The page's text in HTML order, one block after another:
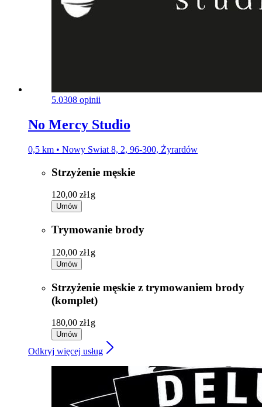
5.0308 opinii
No Mercy Studio
0,5 km • Nowy Swiat 8, 2, 96-300, Żyrardów
Strzyżenie męskie
120,00 zł1g
Umów
Trymowanie brody
120,00 zł1g
Umów
Strzyżenie męskie z trymowaniem brody
(komplet)
180,00 zł1g
Umów
Odkryj więcej usług